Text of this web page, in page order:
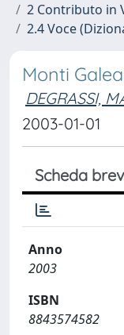
2 Contributo in
2.4 Voce
Monti
DEGRASSI,
2003-01-01
Scheda
Anno
2003
ISBN
8843574582